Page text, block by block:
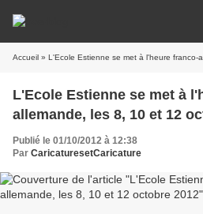
Accueil » L'Ecole Estienne se met à l'heure franco-
L'Ecole Estienne se met à
allemande, les 8, 10 et 12
Publié le 01/10/2012 à 12:38
Par CaricaturesetCaricature